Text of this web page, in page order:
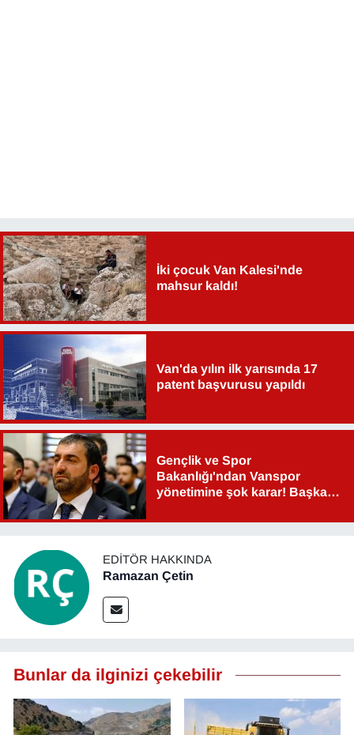
İki çocuk Van Kalesi'nde
mahsur kaldı!
Van'da yılın ilk yarısında 17
patent başvurusu yapıldı
Gençlik ve Spor
Bakanlığı'ndan Vanspor
yönetimine şok karar! Başkan
EDITÖR HAKKINDA
Ramazan Çetin
Bunlar da ilginizi çekebilir